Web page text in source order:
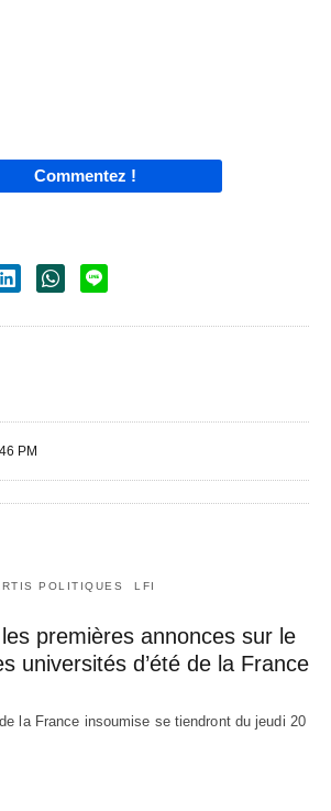
Commentez !
PM
POLITIQUES LFI
premières annonces sur le
universités d’été de la France
la France insoumise se tiendront du jeudi 20